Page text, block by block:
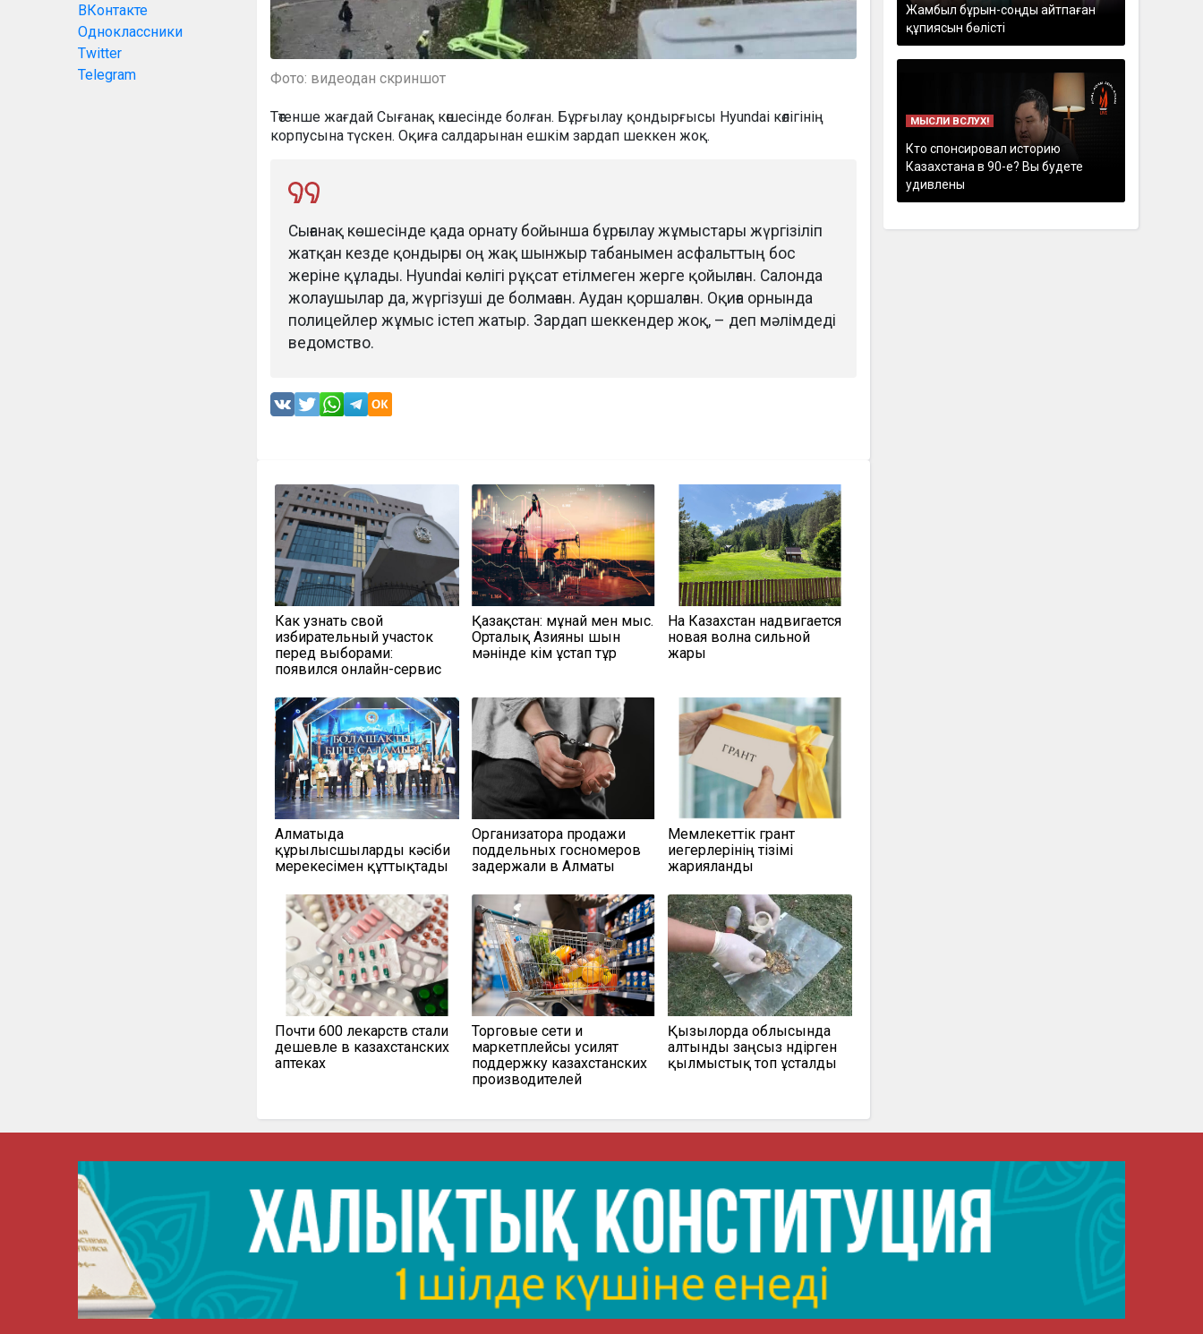
ВКонтакте
Одноклассники
Twitter
Telegram
Фото: видеодан скриншот
Төтенше жағдай Сығанақ көшесінде болған. Бұрғылау қондырғысы Hyundai көлігінің
корпусына түскен. Оқиға салдарынан ешкім зардап шеккен жоқ.
Сығанақ көшесінде қада орнату бойынша бұрғылау жұмыстары жүргізіліп
жатқан кезде қондырғы оң жақ шынжыр табанымен асфальттың бос
жеріне құлады. Hyundai көлігі рұқсат етілмеген жерге қойылған. Салонда
жолаушылар да, жүргізуші де болмаған. Аудан қоршалған. Оқиға орнында
полицейлер жұмыс істеп жатыр. Зардап шеккендер жоқ, – деп мәлімдеді
ведомство.
Как узнать свой
избирательный участок
перед выборами:
появился онлайн-сервис
Қазақстан: мұнай мен мыс.
Орталық Азияны шын
мәнінде кім ұстап тұр
На Казахстан надвигается
новая волна сильной
жары
Алматыда
құрылысшыларды кәсіби
мерекесімен құттықтады
Организатора продажи
поддельных госномеров
задержали в Алматы
Мемлекеттік грант
иегерлерінің тізімі
жарияланды
Почти 600 лекарств стали
дешевле в казахстанских
аптеках
Торговые сети и
маркетплейсы усилят
поддержку казахстанских
производителей
Қызылорда облысында
алтынды заңсыз өндірген
қылмыстық топ ұсталды
Жамбыл бұрын-соңды айтпаған
құпиясын бөлісті
МЫСЛИ ВСЛУХ!
Кто спонсировал историю
Казахстана в 90-е? Вы будете
удивлены